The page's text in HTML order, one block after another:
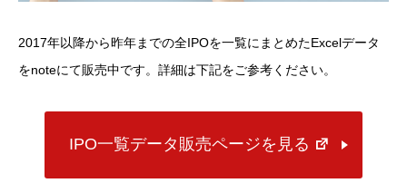
2017年以降から昨年までの全IPOを一覧にまとめたExcelデータ
をnoteにて販売中です。詳細は下記をご参考ください。
IPO一覧データ販売ページを見る